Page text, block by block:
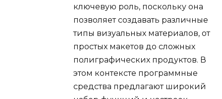
ключевую роль, поскольку она
позволяет создавать различные
типы визуальных материалов, от
простых макетов до сложных
полиграфических продуктов. В
этом контексте программные
средства предлагают широкий